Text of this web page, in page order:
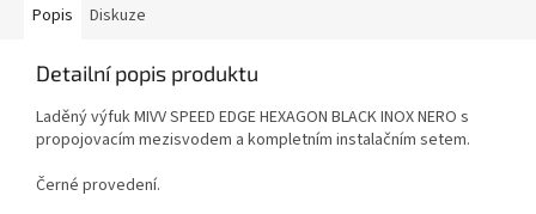
Popis Diskuze
Detailní popis produktu
Laděný výfuk MIVV SPEED EDGE HEXAGON BLACK INOX NERO s
propojovacím mezisvodem a kompletním instalačním setem.
Černé provedení.